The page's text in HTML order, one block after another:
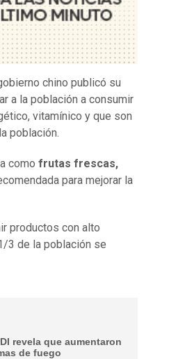
chino publicó su
a la población a consumir
vitamínico y que son
población.
como frutas frescas,
para mejorar la
productos con alto
3 de la población se
revela que aumentaron
de fuego